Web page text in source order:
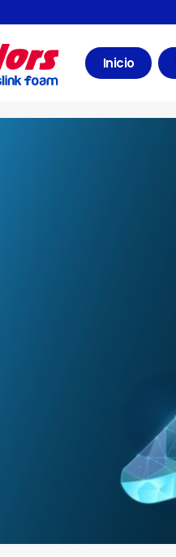
Inicio